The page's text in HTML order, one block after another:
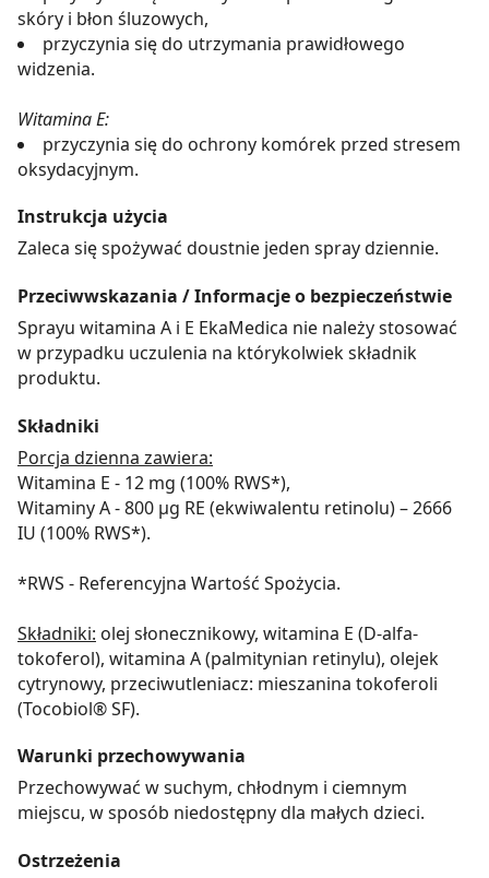
skóry i błon śluzowych,
przyczynia się do utrzymania prawidłowego
widzenia.
Witamina E:
przyczynia się do ochrony komórek przed stresem
oksydacyjnym.
Instrukcja użycia
Zaleca się spożywać doustnie jeden spray dziennie.
Przeciwwskazania / Informacje o bezpieczeństwie
Sprayu witamina A i E EkaMedica nie należy stosować
w przypadku uczulenia na którykolwiek składnik
produktu.
Składniki
Porcja dzienna zawiera:
Witamina E - 12 mg (100% RWS*),
Witaminy A - 800 μg RE (ekwiwalentu retinolu) – 2666
IU (100% RWS*).
*RWS - Referencyjna Wartość Spożycia.
Składniki: olej słonecznikowy, witamina E (D-alfa-
tokoferol), witamina A (palmitynian retinylu), olejek
cytrynowy, przeciwutleniacz: mieszanina tokoferoli
(Tocobiol® SF).
Warunki przechowywania
Przechowywać w suchym, chłodnym i ciemnym
miejscu, w sposób niedostępny dla małych dzieci.
Ostrzeżenia